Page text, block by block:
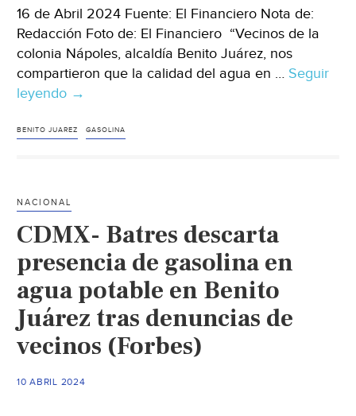
16 de Abril 2024 Fuente: El Financiero Nota de:
Redacción Foto de: El Financiero “Vecinos de la
colonia Nápoles, alcaldía Benito Juárez, nos
compartieron que la calidad del agua en … Seguir
leyendo CDMX-
afirma
‘agua
limpia’
la
Benito
Juárez,
pero
vecinos
→
BENITO JUAREZ GASOLINA
NACIONAL
CDMX- Batres descarta
presencia de gasolina en
agua potable en Benito
Juárez tras denuncias de
vecinos (Forbes)
10 ABRIL 2024